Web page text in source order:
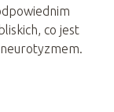
co jest